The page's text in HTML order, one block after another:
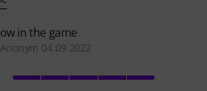
in the game
Anonym 04.09.2022